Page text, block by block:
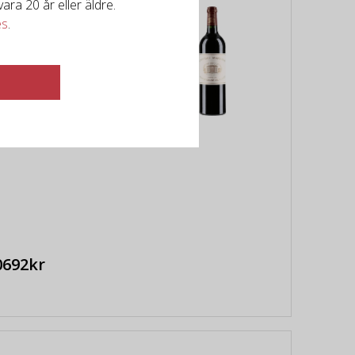
Margaux
Bordeaux
100/100
20 år eller äldre.
.